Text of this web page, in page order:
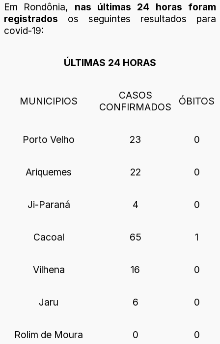
Em Rondônia, nas últimas 24 horas foram
registrados os seguintes resultados para
covid-19:
ÚLTIMAS 24 HORAS
MUNICIPIOS
CASOS
CONFIRMADOS
ÓBITOS
Porto Velho 23 0
Ariquemes 22 0
Ji-Paraná 4 0
Cacoal 65 1
Vilhena 16 0
Jaru 6 0
Rolim de Moura 0 0